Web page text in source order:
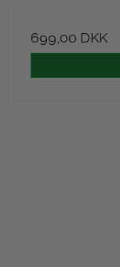
699,00 DKK